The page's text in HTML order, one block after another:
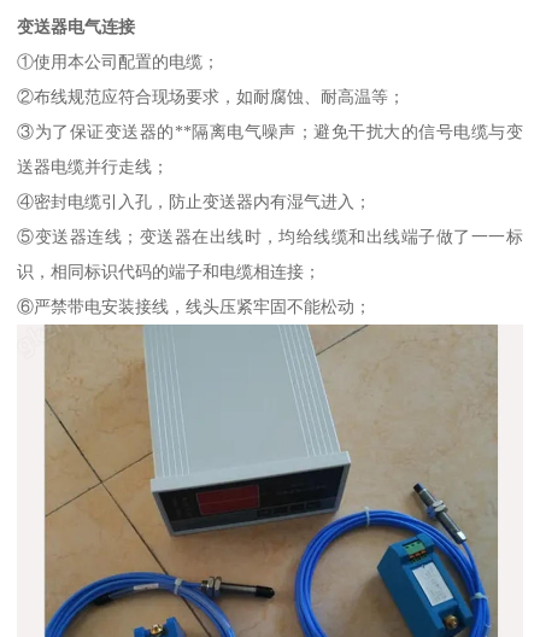
变送器电气连接
①使用本公司配置的电缆；
②布线规范应符合现场要求，如耐腐蚀、耐高温等；
③为了保证变送器的**隔离电气噪声；避免干扰大的信号电缆与变
送器电缆并行走线；
④密封电缆引入孔，防止变送器内有湿气进入；
⑤变送器连线；变送器在出线时，均给线缆和出线端子做了一一标
识，相同标识代码的端子和电缆相连接；
⑥严禁带电安装接线，线头压紧牢固不能松动；